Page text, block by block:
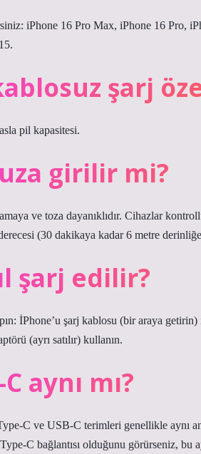
iPhone 16 Pro Max, iPhone 16 Pro,
şarj
pil kapasitesi.
girilir mi?
ve toza dayanıklıdır. Cihazlar
(30 dakikaya kadar 6 metre
şarj edilir?
İPhone’u şarj kablosu (bir araya
(ayrı satılır) kullanın.
aynı mı?
C ve USB-C terimleri genellikle aynı
C bağlantısı olduğunu görürseniz, bu